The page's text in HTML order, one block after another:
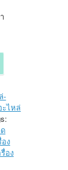
-
ะไหล่
ง
อง